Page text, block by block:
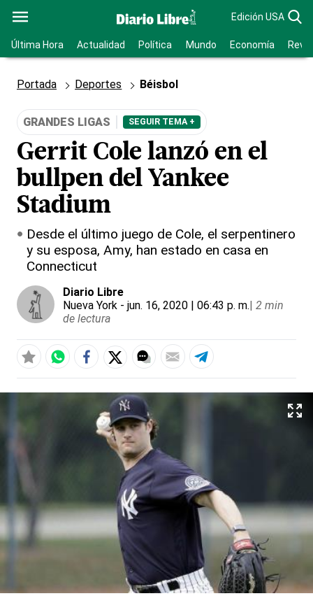
Edición USA
Última Hora Actualidad Política Mundo Economía
Portada Deportes Béisbol
GRANDES LIGAS SEGUIR TEMA +
Gerrit Cole lanzó en el
bullpen del Yankee
Stadium
Desde el último juego de Cole, el serpentinero
y su esposa, Amy, han estado en casa en
Connecticut
Diario Libre
Nueva York - jun. 16, 2020 | 06:43 p. m.| 2 min
de lectura